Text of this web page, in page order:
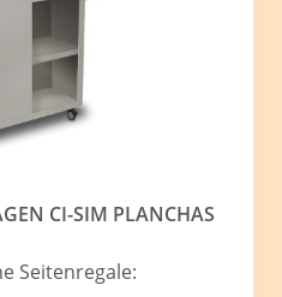
CI-SIM PLANCHAS
Seitenregale: